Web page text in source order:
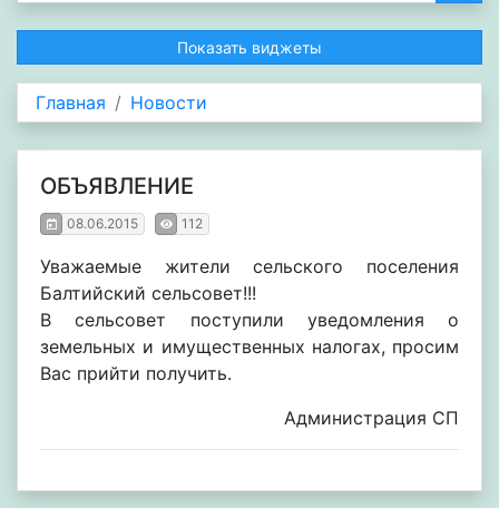
Показать виджеты
Главная Новости
ОБЪЯВЛЕНИЕ
08.06.2015 112
Уважаемые жители сельского поселения
Балтийский сельсовет!!!
В сельсовет поступили уведомления о
земельных и имущественных налогах, просим
Вас прийти получить.
Администрация СП